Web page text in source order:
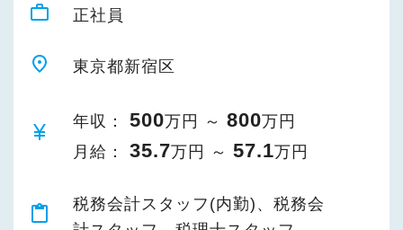
work_outline 正社員
place 東京都新宿区
currency_yen
年収： 500万円 ～ 800万円
月給： 35.7万円 ～ 57.1万円
content_paste
税務会計スタッフ(内勤)、税務会